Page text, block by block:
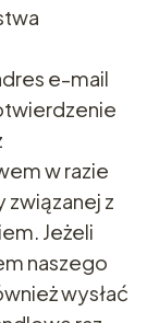
e-mail
w razie
związanej z
Jeżeli
naszego
wysłać